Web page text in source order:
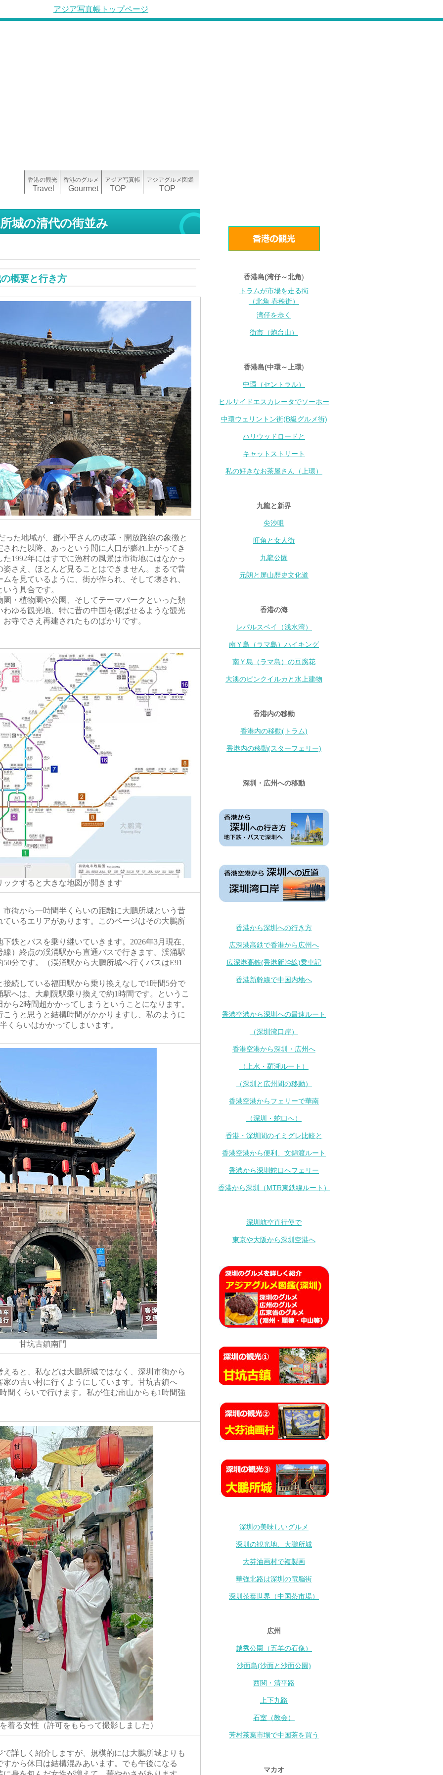
アジア写真帳トップページ
城の清代の街並み
概要と行き方
た地域が、鄧小平さんの改革・開放路線の象徴と
された以降、あっという間に人口が膨れ上がってき
1992年にはすでに漁村の風景は市街地にはなかっ
姿さえ、ほとんど見ることはできません。まるで昔
を見ているように、街が作られ、そして壊され、
う具合です。
・植物園や公園、そしてテーマパークといった類
ゆる観光地、特に昔の中国を偲ばせるような観光
寺でさえ再建されたものばかりです。
ックすると大きな地図が開きます
街から一時間半くらいの距離に大鵬所城という昔
いるエリアがあります。このページはその大鵬所
鉄とバスを乗り継いていきます。2026年3月現在、
）終点の渓涌駅から直通バスで行きます。渓涌駅
分です。（渓涌駅から大鵬所城へ行くバスはE91
続している福田駅から乗り換えなしで1時間5分で
へは、大劇院駅乗り換えで約1時間です。というこ
ら2時間超かかってしまうということになります。
うと思うと結構時間がかかりますし、私のように
くらいはかかってしまいます。
甘坑古鎮南門
ると、私などは大鵬所城ではなく、深圳市街から
の古い村に行くようにしています。甘坑古鎮へ
間くらいで行けます。私が住む南山からも1時間強
着る女性（許可をもらって撮影しました）
詳しく紹介しますが、規模的には大鵬所城よりも
から休日は結構混みあいます。でも午後になる
香港の観光
Travel
香港のグルメ
Gourmet
アジア写真帳
TOP
アジアグルメ図鑑
TOP
香港島(湾仔～北角)
トラムが市場を走る街
（北角 春秧街）
湾仔を歩く
街市（炮台山）
香港島(中環～上環)
中環（セントラル）
ヒルサイドエスカレータでソーホー
中環ウェリントン街(B級グルメ街)
ハリウッドロードと
キャットストリート
私の好きなお茶屋さん（上環）
九龍と新界
尖沙咀
旺角と女人街
九龍公園
元朗と屏山歴史文化道
香港の海
レパルスベイ（浅水湾）
南Ｙ島（ラマ島）ハイキング
南Ｙ島（ラマ島）の豆腐花
大澳のピンクイルカと水上建物
香港内の移動
香港内の移動(トラム)
香港内の移動(スターフェリー)
深圳・広州への移動
香港から深圳への行き方
広深港高鉄で香港から広州へ
広深港高鉄(香港新幹線)乗車記
香港新幹線で中国内地へ
香港空港から深圳への最速ルート
（深圳湾口岸）
香港空港から深圳・広州へ
（上水・羅湖ルート）
（深圳と広州間の移動）
香港空港からフェリーで華南
（深圳・蛇口へ）
香港・深圳間のイミグレ比較と
香港空港から便利、文錦渡ルート
香港から深圳蛇口へフェリー
香港から深圳（MTR東鉄線ルート）
深圳航空直行便で
東京や大阪から深圳空港へ
深圳の美味しいグルメ
深圳の観光地、大鵬所城
大芬油画村で複製画
華強北路は深圳の電脳街
深圳茶葉世界（中国茶市場）
広州
越秀公園（五羊の石像）
沙面島(沙面と沙面公園)
西関・清平路
上下九路
石室（教会）
芳村茶葉市場で中国茶を買う
マカオ